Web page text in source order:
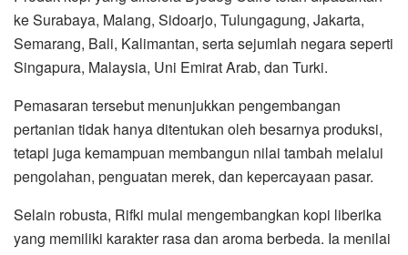
ke Surabaya, Malang, Sidoarjo, Tulungagung, Jakarta,
Semarang, Bali, Kalimantan, serta sejumlah negara seperti
Singapura, Malaysia, Uni Emirat Arab, dan Turki.
Pemasaran tersebut menunjukkan pengembangan
pertanian tidak hanya ditentukan oleh besarnya produksi,
tetapi juga kemampuan membangun nilai tambah melalui
pengolahan, penguatan merek, dan kepercayaan pasar.
Selain robusta, Rifki mulai mengembangkan kopi liberika
yang memiliki karakter rasa dan aroma berbeda. Ia menilai